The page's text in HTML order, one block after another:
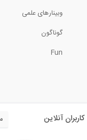
3:33
وبینارهای علمی
گوناگون
Fun
کاربران آنلاین